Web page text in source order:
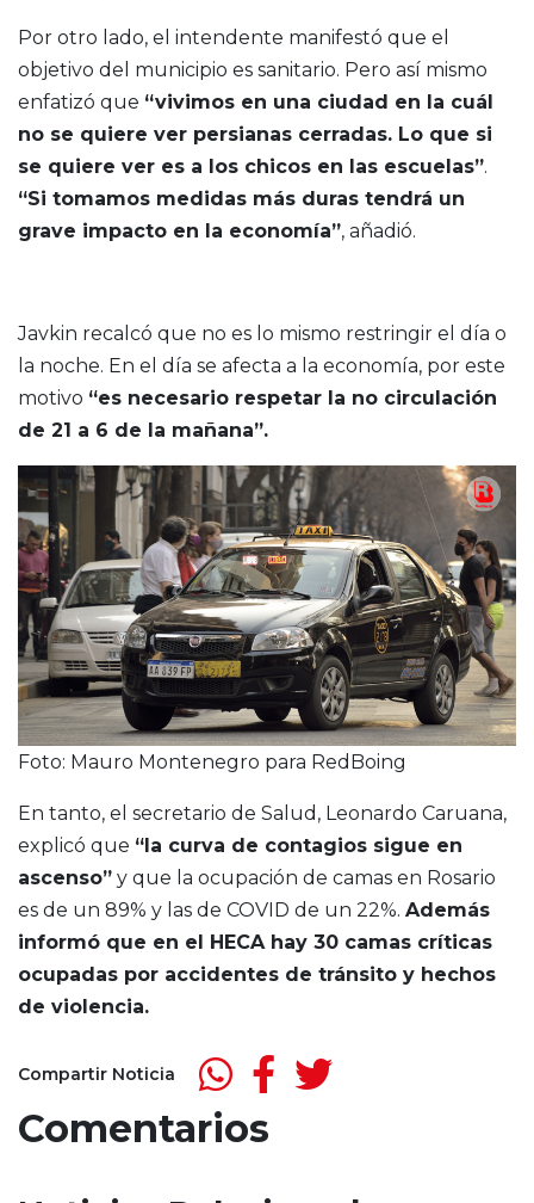
Por otro lado, el intendente manifestó que el
objetivo del municipio es sanitario. Pero así mismo
enfatizó que “vivimos en una ciudad en la cuál
no se quiere ver persianas cerradas. Lo que si
se quiere ver es a los chicos en las escuelas”.
“Si tomamos medidas más duras tendrá un
grave impacto en la economía”, añadió.
Javkin recalcó que no es lo mismo restringir el día o
la noche. En el día se afecta a la economía, por este
motivo “es necesario respetar la no circulación
de 21 a 6 de la mañana”.
Foto: Mauro Montenegro para RedBoing
En tanto, el secretario de Salud, Leonardo Caruana,
explicó que “la curva de contagios sigue en
ascenso” y que la ocupación de camas en Rosario
es de un 89% y las de COVID de un 22%. Además
informó que en el HECA hay 30 camas críticas
ocupadas por accidentes de tránsito y hechos
de violencia.
Compartir Noticia
Comentarios